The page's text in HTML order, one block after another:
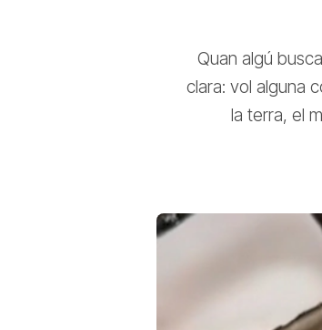
Quan algú
clara: vol alguna
la terra, el